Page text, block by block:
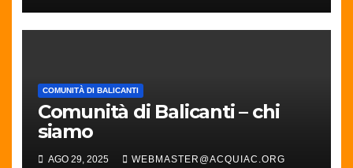
COMUNITÀ DI BALICANTI
Comunità di Balicanti – chi
siamo
AGO 29, 2025 WEBMASTER@ACQUIAC.ORG